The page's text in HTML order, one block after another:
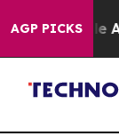
AGP PICKS
“People